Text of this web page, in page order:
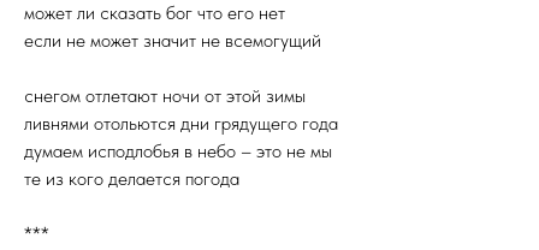
может ли сказать бог что его нет
если не может значит не всемогущий
снегом отлетают ночи от этой зимы
ливнями отольются дни грядущего года
думаем исподлобья в небо – это не мы
те из кого делается погода
***